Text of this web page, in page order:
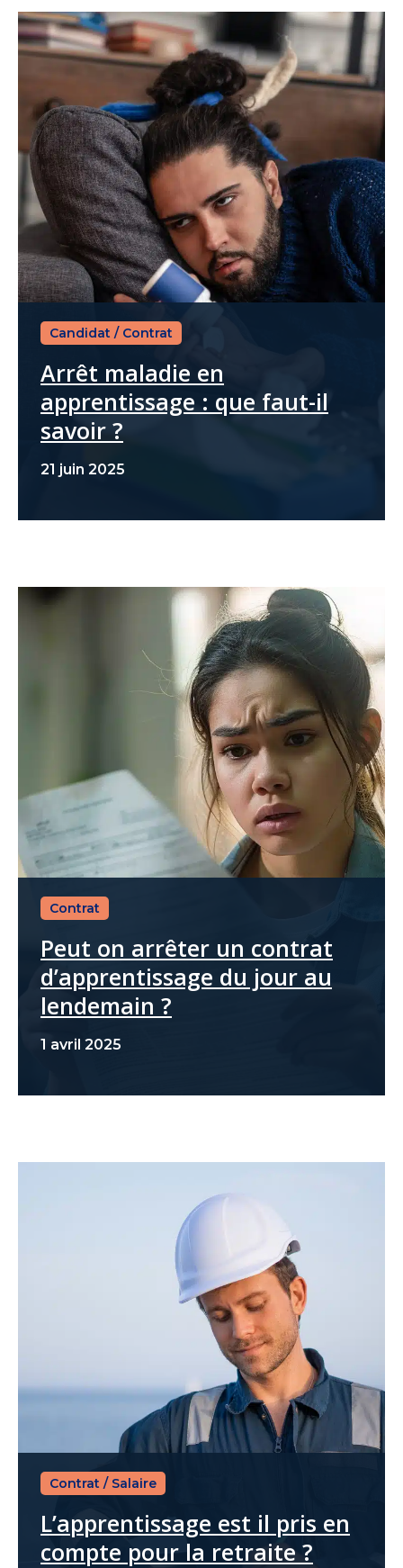
Candidat / Contrat
Arrêt maladie en
apprentissage : que faut-il
savoir ?
21 juin 2025
Contrat
Peut on arrêter un contrat
d’apprentissage du jour au
lendemain ?
1 avril 2025
Contrat / Salaire
L’apprentissage est il pris en
compte pour la retraite ?